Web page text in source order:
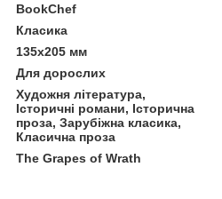
BookChef
Класика
135х205 мм
Для дорослих
Художня література,
Історичні романи, Історична
проза, Зарубіжна класика,
Класична проза
The Grapes of Wrath